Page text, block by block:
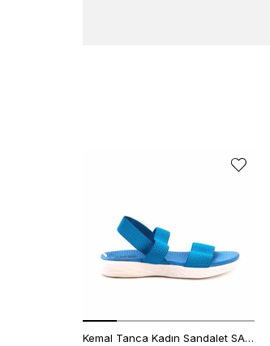
Kemal Tanca Kadın Sandalet SANDALET